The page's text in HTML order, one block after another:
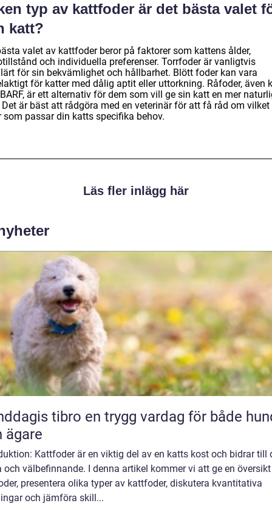
typ av kattfoder är det bästa valet
katt?
valet av kattfoder beror på faktorer som kattens ålder,
och individuella preferenser. Torrfoder är vanligtvis
för sin bekvämlighet och hållbarhet. Blött foder kan vara
för katter med dålig aptit eller uttorkning. Råfoder, även
är ett alternativ för dem som vill ge sin katt en mer
är bäst att rådgöra med en veterinär för att få råd om vilket
som passar din katts specifika behov.
Läs fler inlägg här
en trygg vardag för både hund
ägare
Kattfoder är en viktig del av en katts kost och bidrar till
och välbefinnande. I denna artikel kommer vi att ge en
presentera olika typer av kattfoder, diskutera kvantitativa
och jämföra skill...